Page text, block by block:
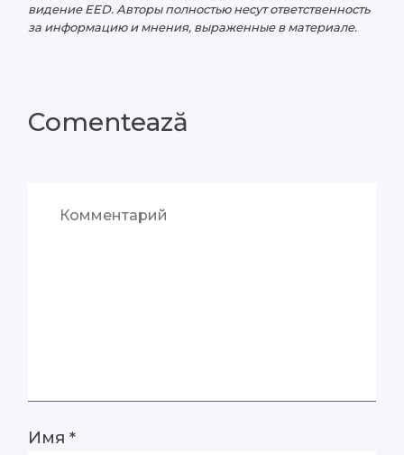
видение EED. Авторы полностью несут ответственность
за информацию и мнения, выраженные в материале.
Comentează
Имя*